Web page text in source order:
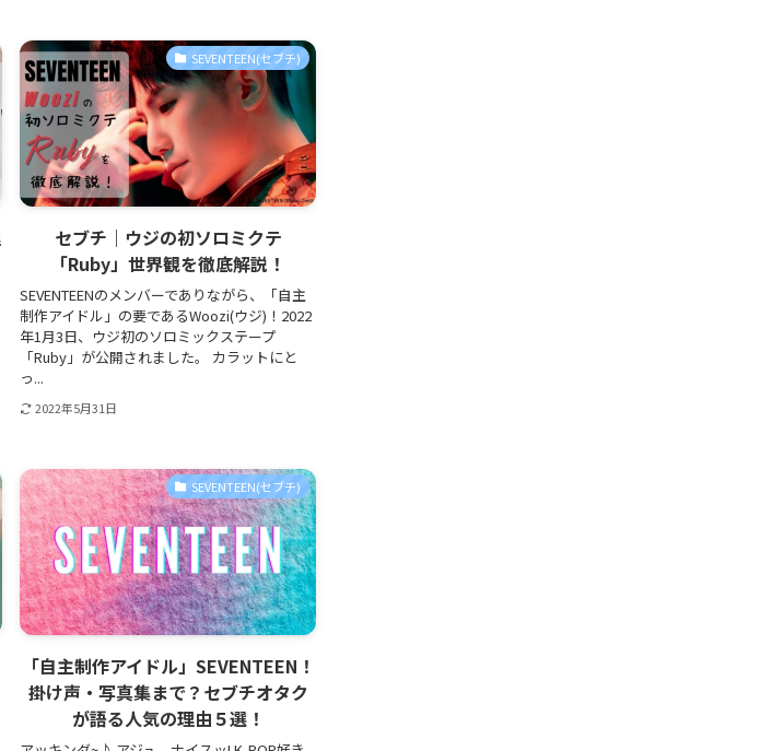
SEVENTEEN(セブチ)
セブチ｜ウジの初ソロミクテ
「Ruby」世界観を徹底解説！
SEVENTEENのメンバーでありながら、「自主
制作アイドル」の要であるWoozi(ウジ)！2022
年1月3日、ウジ初のソロミックステープ
「Ruby」が公開されました。 カラットにと
っ...
2022年5月31日
SEVENTEEN(セブチ)
「自主制作アイドル」SEVENTEEN！
掛け声・写真集まで？セブチオタク
が語る人気の理由５選！